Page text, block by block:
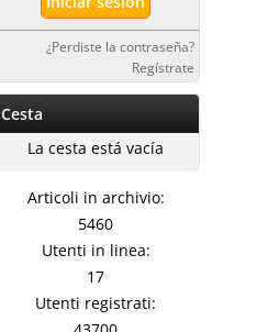
¿Perdiste la contraseña?
Regístrate
Cesta
La cesta está vacía
Articoli in archivio:
5460
Utenti in linea:
17
Utenti registrati: